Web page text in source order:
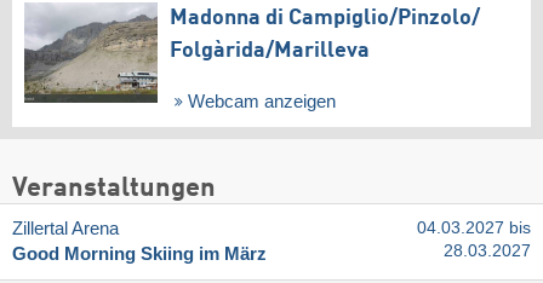
Madonna di Campiglio/​Pinzolo/​
Folgàrida/​Marilleva
Webcam anzeigen
Veranstaltungen
Zillertal Arena
Good Morning Skiing im März
04.03.2027 bis
28.03.2027